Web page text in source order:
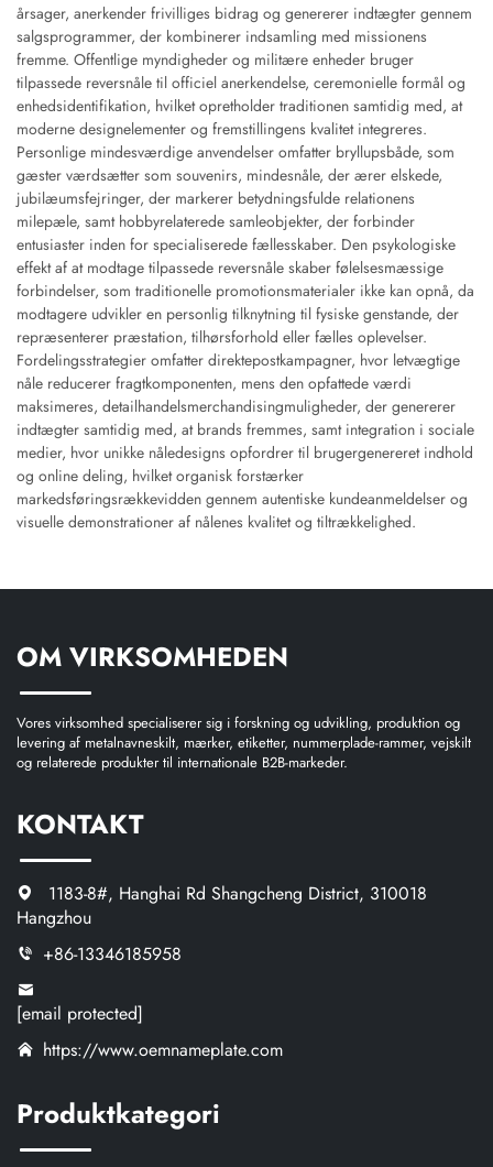
årsager, anerkender frivilliges bidrag og genererer indtægter gennem
salgsprogrammer, der kombinerer indsamling med missionens
fremme. Offentlige myndigheder og militære enheder bruger
tilpassede reversnåle til officiel anerkendelse, ceremonielle formål og
enhedsidentifikation, hvilket opretholder traditionen samtidig med, at
moderne designelementer og fremstillingens kvalitet integreres.
Personlige mindesværdige anvendelser omfatter bryllupsbåde, som
gæster værdsætter som souvenirs, mindesnåle, der ærer elskede,
jubilæumsfejringer, der markerer betydningsfulde relationens
milepæle, samt hobbyrelaterede samleobjekter, der forbinder
entusiaster inden for specialiserede fællesskaber. Den psykologiske
effekt af at modtage tilpassede reversnåle skaber følelsesmæssige
forbindelser, som traditionelle promotionsmaterialer ikke kan opnå, da
modtagere udvikler en personlig tilknytning til fysiske genstande, der
repræsenterer præstation, tilhørsforhold eller fælles oplevelser.
Fordelingsstrategier omfatter direktepostkampagner, hvor letvægtige
nåle reducerer fragtkomponenten, mens den opfattede værdi
maksimeres, detailhandelsmerchandisingmuligheder, der genererer
indtægter samtidig med, at brands fremmes, samt integration i sociale
medier, hvor unikke nåledesigns opfordrer til brugergenereret indhold
og online deling, hvilket organisk forstærker
markedsføringsrækkevidden gennem autentiske kundeanmeldelser og
visuelle demonstrationer af nålenes kvalitet og tiltrækkelighed.
OM VIRKSOMHEDEN
Vores virksomhed specialiserer sig i forskning og udvikling, produktion og
levering af metalnavneskilt, mærker, etiketter, nummerplade-rammer, vejskilt
og relaterede produkter til internationale B2B-markeder.
KONTAKT
1183-8#, Hanghai Rd Shangcheng District, 310018
Hangzhou
+86-13346185958
[email protected]
https://www.oemnameplate.com
Produktkategori